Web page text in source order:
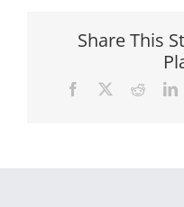
Share This
Facebook Reddit